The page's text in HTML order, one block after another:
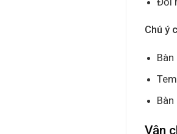
Chú ý
Vận